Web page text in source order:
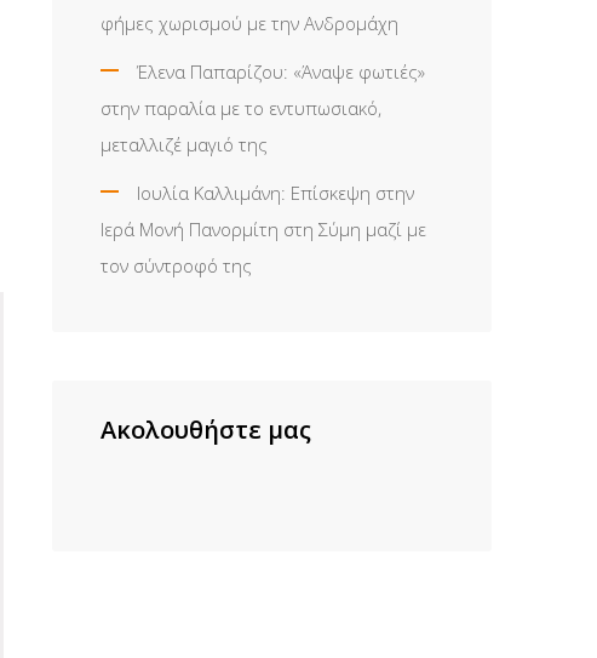
φήμες χωρισμού με την Ανδρομάχη
Έλενα Παπαρίζου: «Άναψε φωτιές»
στην παραλία με το εντυπωσιακό,
μεταλλιζέ μαγιό της
Ιουλία Καλλιμάνη: Επίσκεψη στην
Ιερά Μονή Πανορμίτη στη Σύμη μαζί με
τον σύντροφό της
Ακολουθήστε μας